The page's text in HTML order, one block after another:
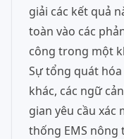
giải các kết quả
toàn vào các
công trong một
Sự tổng quát
khác, các ngữ
gian yêu cầu xác
thống EMS nông